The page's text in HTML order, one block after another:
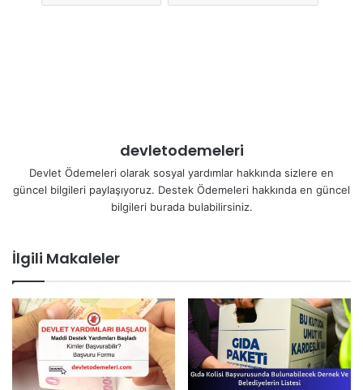
devletodemeleri
Devlet Ödemeleri olarak sosyal yardımlar hakkında sizlere en
güncel bilgileri paylaşıyoruz. Destek Ödemeleri hakkında en güncel
bilgileri burada bulabilirsiniz.
İlgili Makaleler